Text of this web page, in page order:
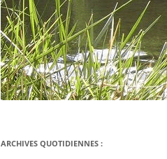
ARCHIVES QUOTIDIENNES :